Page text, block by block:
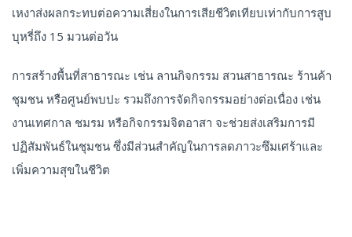
เหงาส่งผลกระทบต่อความเสี่ยงในการเสียชีวิตเทียบเท่ากับการสูบ
บุหรี่ถึง 15 มวนต่อวัน
การสร้างพื้นที่สาธารณะ เช่น ลานกิจกรรม สวนสาธารณะ ร้านค้า
ชุมชน หรือศูนย์พบปะ รวมถึงการจัดกิจกรรมอย่างต่อเนื่อง เช่น
งานเทศกาล ชมรม หรือกิจกรรมจิตอาสา จะช่วยส่งเสริมการมี
ปฏิสัมพันธ์ในชุมชน ซึ่งมีส่วนสำคัญในการลดภาวะซึมเศร้าและ
เพิ่มความสุขในชีวิต